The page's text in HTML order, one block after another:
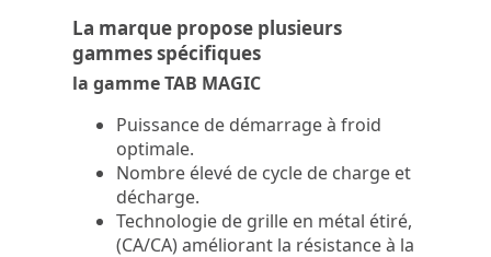
La marque propose plusieurs
gammes spécifiques
la gamme TAB MAGIC
Puissance de démarrage à froid
optimale.
Nombre élevé de cycle de charge et
décharge.
Technologie de grille en métal étiré,
(CA/CA) améliorant la résistance à la